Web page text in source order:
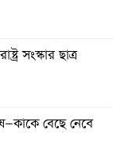
সংস্কার ছাত্র
বেছে নেবে